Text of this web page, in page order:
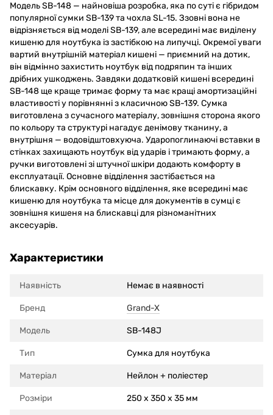
Модель SB-148 — найновіша розробка, яка по суті є гібридом
популярної сумки SB-139 та чохла SL-15. Ззовні вона не
відрізняється від моделі SB-139, але всередині має виділену
кишеню для ноутбука із застібкою на липучці. Окремої уваги
вартий внутрішній матеріал кишені — приємний на дотик,
він відмінно захистить ноутбук від подряпин та інших
дрібних ушкоджень. Завдяки додатковій кишені всередині
SB-148 ще краще тримає форму та має кращі амортизаційні
властивості у порівнянні з класичною SB-139. Сумка
виготовлена з сучасного матеріалу, зовнішня сторона якого
по кольору та структурі нагадує денімову тканину, а
внутрішня — водовідштовхуюча. Ударопоглинаючі вставки в
стінках захищають ноутбук від ударів і тримають форму, а
ручки виготовлені зі штучної шкіри додають комфорту в
експлуатації. Основне відділення застібається на
блискавку. Крім основного відділення, яке всередині має
кишеню для ноутбука та місце для документів в сумці є
зовнішня кишеня на блискавці для різноманітних
аксесуарів.
Характеристики
Наявність Немає в наявності
Бренд Grand-X
Модель SB-148J
Тип Сумка для ноутбука
Матеріал Нейлон + поліестер
Розміри 250 x 350 x 35 мм